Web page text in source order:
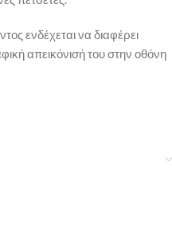
ενδέχεται να διαφέρει
απεικόνισή του στην οθόνη